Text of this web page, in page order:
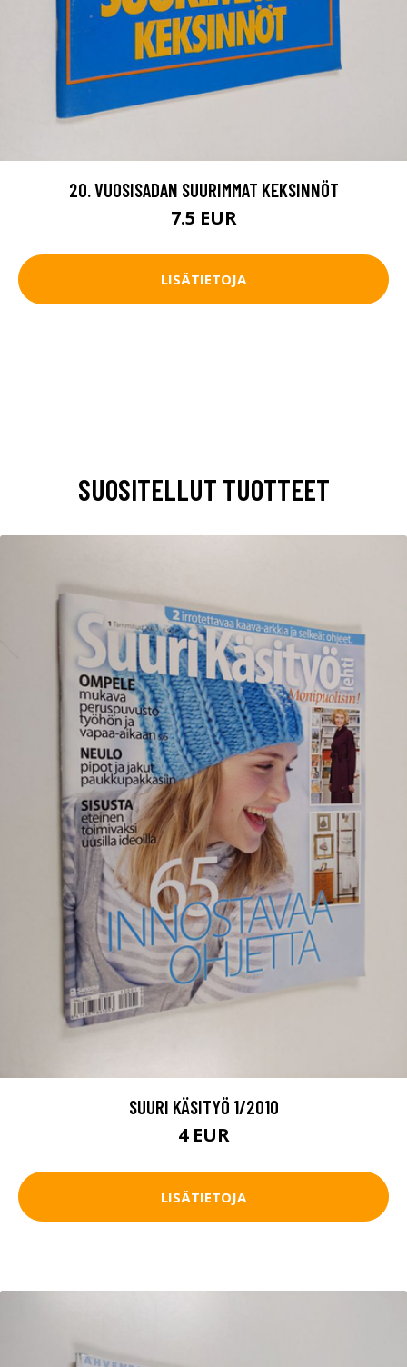
20. VUOSISADAN SUURIMMAT KEKSINNÖT
7.5 EUR
LISÄTIETOJA
SUOSITELLUT TUOTTEET
SUURI KÄSITYÖ 1/2010
4 EUR
LISÄTIETOJA